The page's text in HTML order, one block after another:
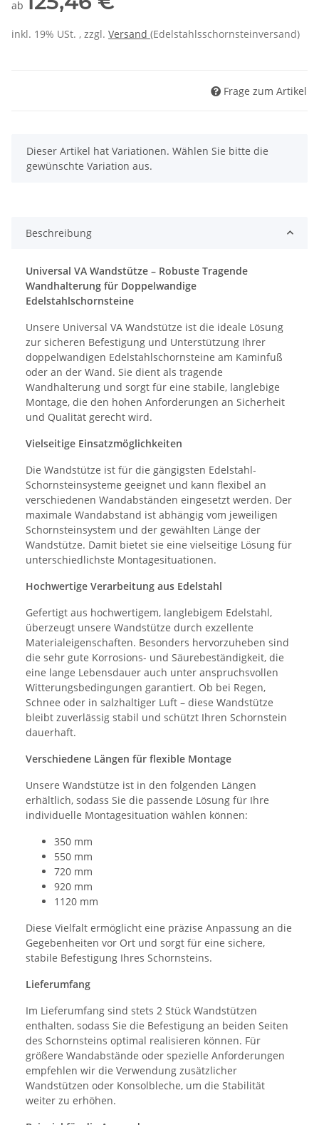
ab
inkl. 19% USt. , zzgl. Versand (Edelstahlsschornsteinversand)
Frage zum Artikel
x
Dieser Artikel hat Variationen. Wählen Sie bitte die
gewünschte Variation aus.
Beschreibung
Universal VA Wandstütze – Robuste Tragende
Wandhalterung für Doppelwandige
Edelstahlschornsteine
Unsere Universal VA Wandstütze ist die ideale Lösung
zur sicheren Befestigung und Unterstützung Ihrer
doppelwandigen Edelstahlschornsteine am Kaminfuß
oder an der Wand. Sie dient als tragende
Wandhalterung und sorgt für eine stabile, langlebige
Montage, die den hohen Anforderungen an Sicherheit
und Qualität gerecht wird.
Vielseitige Einsatzmöglichkeiten
Die Wandstütze ist für die gängigsten Edelstahl-
Schornsteinsysteme geeignet und kann flexibel an
verschiedenen Wandabständen eingesetzt werden. Der
maximale Wandabstand ist abhängig vom jeweiligen
Schornsteinsystem und der gewählten Länge der
Wandstütze. Damit bietet sie eine vielseitige Lösung für
unterschiedlichste Montagesituationen.
Hochwertige Verarbeitung aus Edelstahl
Gefertigt aus hochwertigem, langlebigem Edelstahl,
überzeugt unsere Wandstütze durch exzellente
Materialeigenschaften. Besonders hervorzuheben sind
die sehr gute Korrosions- und Säurebeständigkeit, die
eine lange Lebensdauer auch unter anspruchsvollen
Witterungsbedingungen garantiert. Ob bei Regen,
Schnee oder in salzhaltiger Luft – diese Wandstütze
bleibt zuverlässig stabil und schützt Ihren Schornstein
dauerhaft.
Verschiedene Längen für flexible Montage
Unsere Wandstütze ist in den folgenden Längen
erhältlich, sodass Sie die passende Lösung für Ihre
individuelle Montagesituation wählen können:
350 mm
550 mm
720 mm
920 mm
1120 mm
Diese Vielfalt ermöglicht eine präzise Anpassung an die
Gegebenheiten vor Ort und sorgt für eine sichere,
stabile Befestigung Ihres Schornsteins.
Lieferumfang
Im Lieferumfang sind stets 2 Stück Wandstützen
enthalten, sodass Sie die Befestigung an beiden Seiten
des Schornsteins optimal realisieren können. Für
größere Wandabstände oder spezielle Anforderungen
empfehlen wir die Verwendung zusätzlicher
Wandstützen oder Konsolbleche, um die Stabilität
weiter zu erhöhen.